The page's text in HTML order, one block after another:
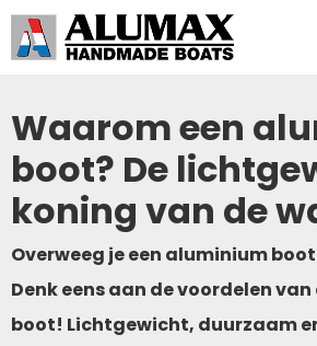
Waarom een
boot? De
koning van de
Overweeg je een aluminium
Denk eens aan de voordelen
boot! Lichtgewicht, duurzaam